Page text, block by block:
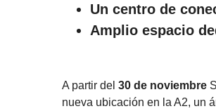
Un centro de
Amplio espacio
A partir del 30 de noviembre
nueva ubicación en la A2, un